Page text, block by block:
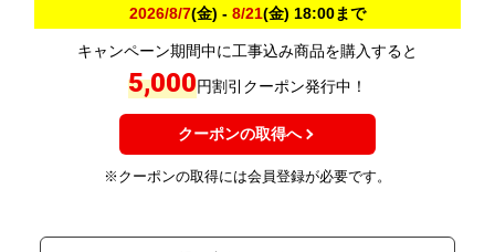
2026/8/7(金) - 8/21(金) 18:00まで
キャンペーン期間中に工事込み商品を購入すると
5,000円割引クーポン発行中！
クーポンの取得へ
※クーポンの取得には会員登録が必要です。